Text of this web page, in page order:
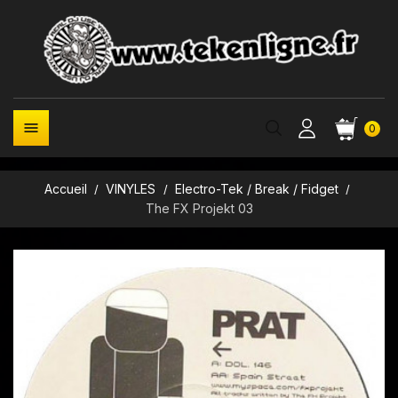
0

Accueil VINYLES
Electro-Tek / Break / Fidget
The FX Projekt 03